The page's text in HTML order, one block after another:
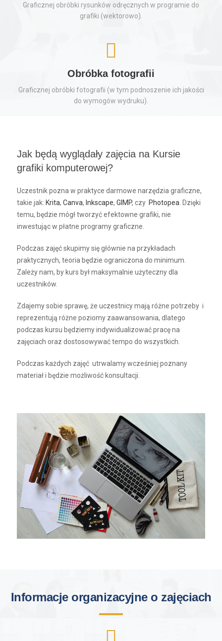
Graficznej obróbki rysunków odręcznych w programie do
grafiki (wektorowo).
Obróbka fotografii
Graficznej obróbki fotografii (w tym podnoszenie ich jakości
do wymogów wydruku).
Jak będą wyglądały zajęcia na Kursie
grafiki komputerowej?
Uczestnik pozna w praktyce darmowe narzędzia graficzne,
takie jak: Krita, Canva, Inkscape, GIMP, czy Photopea . Dzięki
temu, będzie mógł tworzyć efektowne grafiki, nie
inwestując w płatne programy graficzne.
Podczas zajęć skupimy się głównie na przykładach
praktycznych, teoria będzie ograniczona do minimum.
Zależy nam, by kurs był maksymalnie użyteczny dla
uczestników.
Zdajemy sobie sprawę, że uczestnicy mają różne potrzeby i
reprezentują różne poziomy zaawansowania, dlatego
podczas kursu będziemy indywidualizować pracę na
zajęciach oraz dostosowywać tempo do wszystkich.
Podczas każdych zajęć utrwalamy wcześniej poznany
materiał i będzie możliwość konsultacji.
Informacje organizacyjne o zajęciach